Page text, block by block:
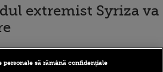
extremist Syriza va
personale să rămână confidențiale